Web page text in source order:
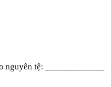
tệ: _____________